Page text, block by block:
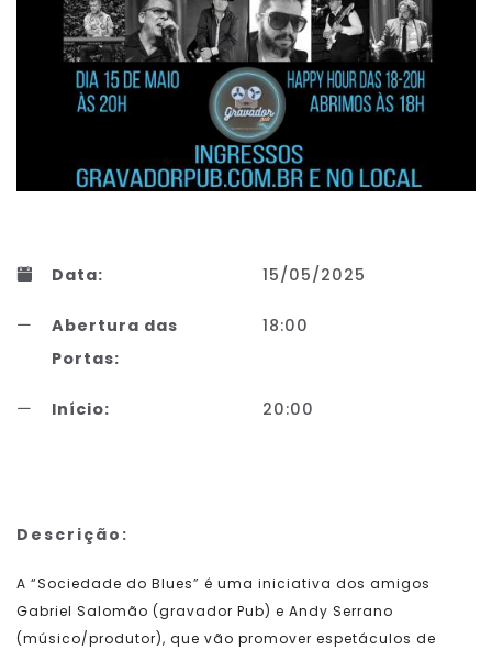
Data: 15/05/2025
Abertura das
Portas:
18:00
Início: 20:00
Descrição:
A “Sociedade do Blues” é uma iniciativa dos amigos
Gabriel Salomão (gravador Pub) e Andy Serrano
(músico/produtor), que vão promover espetáculos de